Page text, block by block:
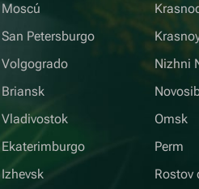
Moscú
San Petersburgo
Volgogrado
Briansk
Vladivostok
Ekaterimburgo
Izhevsk
Nizhni
Omsk
Perm
Rostov